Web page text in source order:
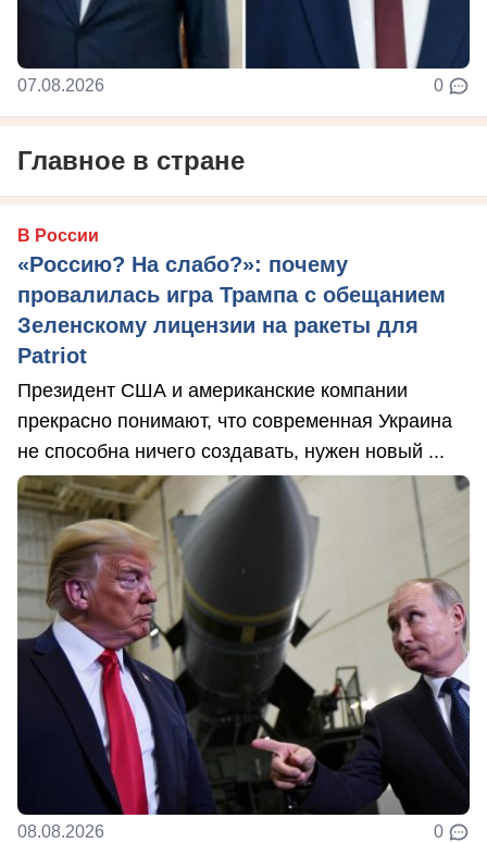
07.08.2026 0
Главное в стране
В России
«Россию? На слабо?»: почему
провалилась игра Трампа с обещанием
Зеленскому лицензии на ракеты для
Patriot
Президент США и американские компании
прекрасно понимают, что современная Украина
не способна ничего создавать, нужен новый ...
08.08.2026 0